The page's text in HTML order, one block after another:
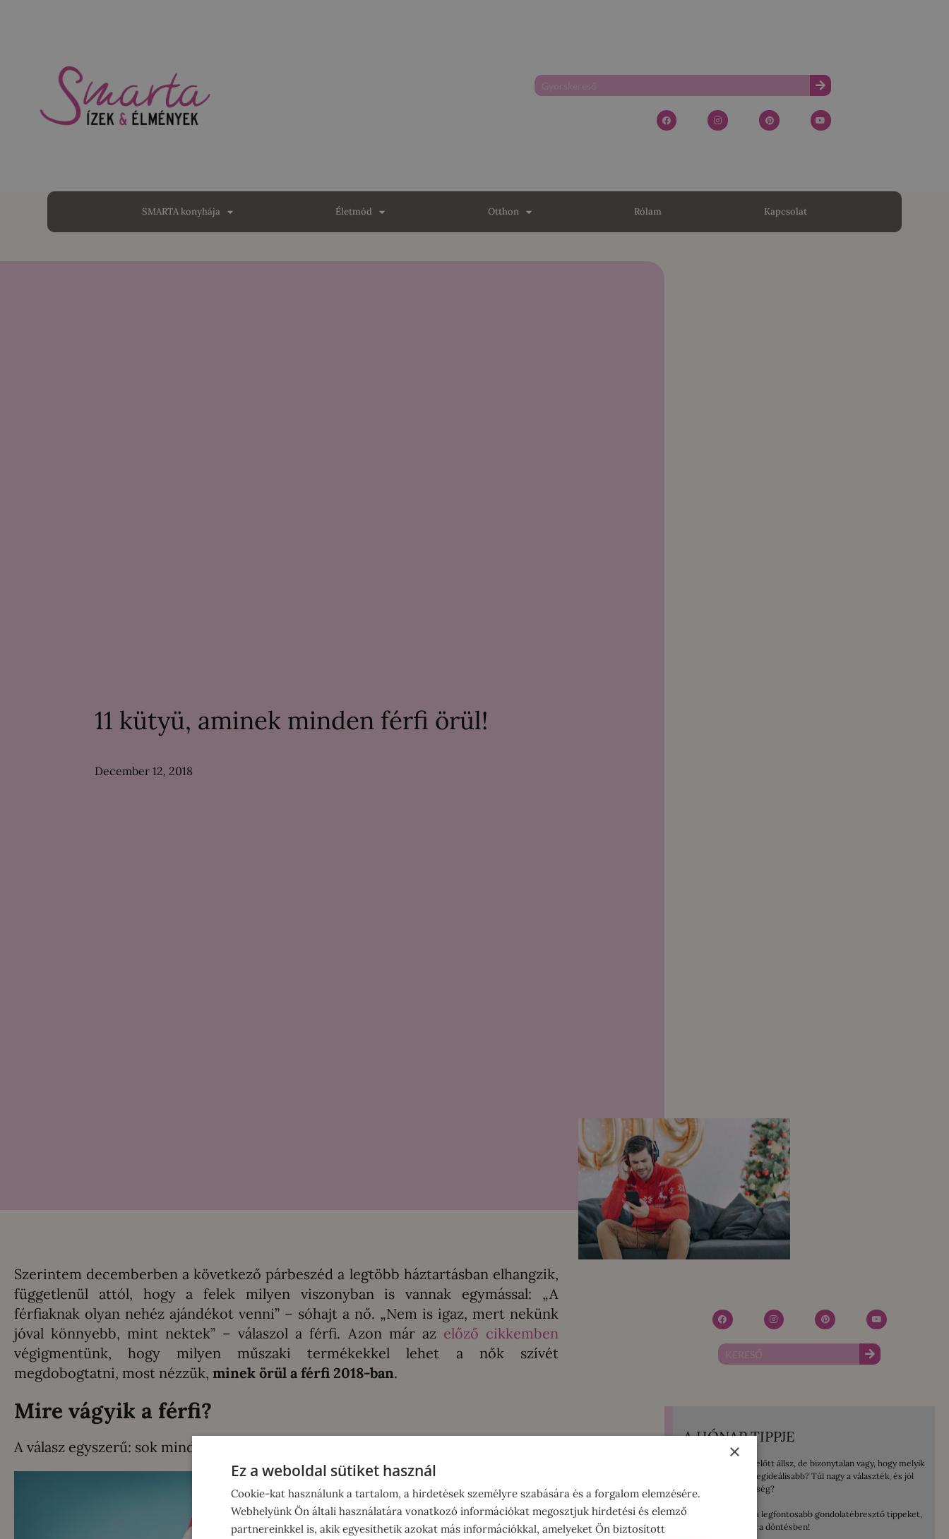
SMARTA konyhája Életmód Otthon Rólam Kapcsolat
11 kütyü, aminek minden férfi örül!
December 12, 2018
Szerintem decemberben a következő párbeszéd a legtöbb háztartásban elhangzik,
függetlenül attól, hogy a felek milyen viszonyban is vannak egymással: „A
férfiaknak olyan nehéz ajándékot venni” – sóhajt a nő. „Nem is igaz, mert nekünk
jóval könnyebb, mint nektek” – válaszol a férfi. Azon már az előző cikkemben
végigmentünk, hogy milyen műszaki termékekkel lehet a nők szívét
megdobogtatni, most nézzük, minek örül a férfi 2018-ban.
Mire vágyik a férfi?
A válasz egyszerű: sok mindenre, kivéve erre:
A HÓNAP TIPPJE
Mosógép vásárlás előtt állsz, de bizonytalan vagy, hogy melyik
lenne számodra a legideálisabb? Túl nagy a választék, és jól
jönne egy kis segítség?
Összegyűjtöttem a legfontosabb gondolatébresztő tippeket,
amelyek segítenek a döntésben!
×
Ez a weboldal sütiket használ
Cookie-kat használunk a tartalom, a hirdetések személyre szabására és a forgalom elemzésére.
Webhelyünk Ön általi használatára vonatkozó információkat megosztjuk hirdetési és elemző
partnereinkkel is, akik egyesíthetik azokat más információkkal, amelyeket Ön biztosított